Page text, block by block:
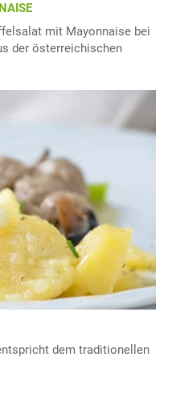
mit Mayonnaise bei
der österreichischen
dem traditionellen